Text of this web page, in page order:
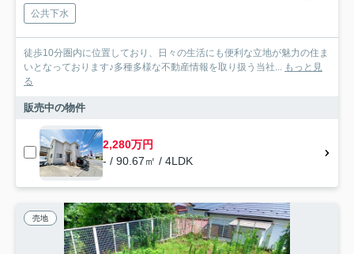
公共下水
徒歩10分圏内に位置しており、日々の生活にも便利な立地が魅力の住ま
いとなっております♪多種多様な不動産情報を取り扱う当社... もっと見
る
販売中の物件
2,280万円
- / 90.67㎡ / 4LDK
売地